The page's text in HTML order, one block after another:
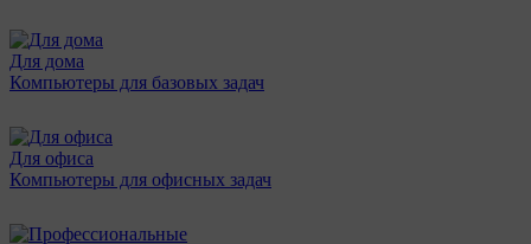
Для дома
Компьютеры для базовых задач
Для офиса
Компьютеры для офисных задач